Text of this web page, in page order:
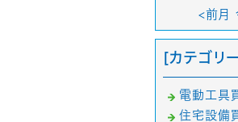
<前月
[カテゴリ
電動工具
住宅設備